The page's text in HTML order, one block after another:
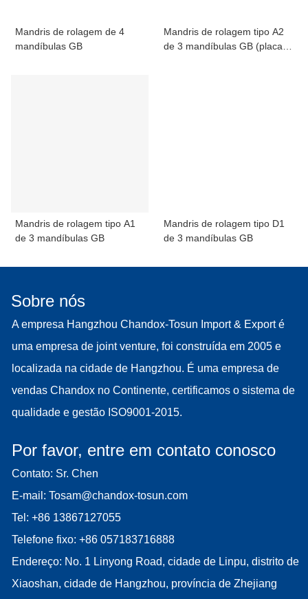
Mandris de rolagem de 4
mandíbulas GB
Mandris de rolagem tipo A2
de 3 mandíbulas GB (placas
Mandris de rolagem tipo A1
de 3 mandíbulas GB
Mandris de rolagem tipo D1
de 3 mandíbulas GB
Sobre nós
A empresa Hangzhou Chandox-Tosun Import & Export é
uma empresa de joint venture, foi construída em 2005 e
localizada na cidade de Hangzhou. É uma empresa de
vendas Chandox no Continente, certificamos o sistema de
qualidade e gestão ISO9001-2015.
Por favor, entre em contato conosco
Contato: Sr. Chen
E-mail: Tosam@chandox-tosun.com
Tel: +86 13867127055
Telefone fixo: +86 057183716888
Endereço: No. 1 Linyong Road, cidade de Linpu, distrito de
Xiaoshan, cidade de Hangzhou, província de Zhejiang